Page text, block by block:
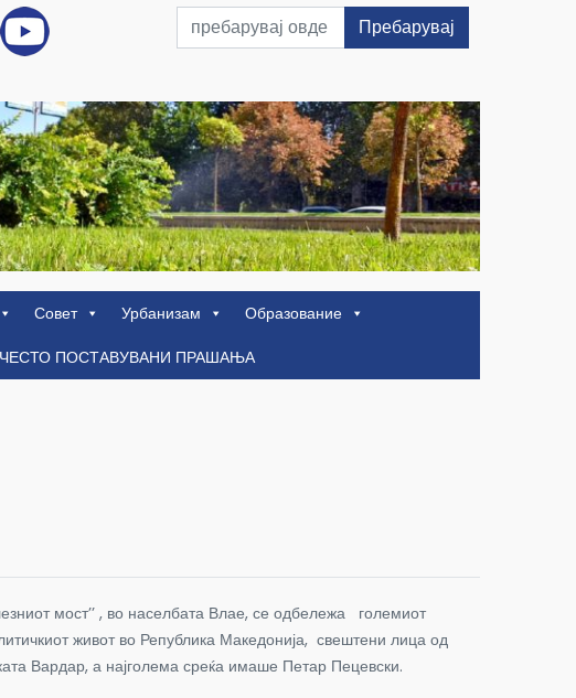
Пребарувај
Совет Урбанизам
Образование
ПОСТАВУВАНИ ПРАШАЊА
мост’’ , во населбата Влае, се одбележа големиот
живот во Република Македонија, свештени лица од
Вардар, а најголема среќа имаше Петар Пецевски.